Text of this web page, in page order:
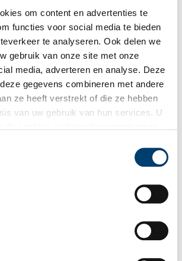
om content en advertenties te
functies voor social media te bieden
te analyseren. Ook delen we
gebruik van onze site met onze
media, adverteren en analyse. Deze
gegevens combineren met andere
ze heeft verstrekt of die ze hebben
van uw gebruik van hun services. U
aan of geef een reactie.
met *. Het e-mailadres wordt niet